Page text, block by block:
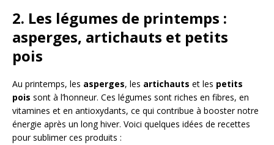
2. Les légumes de printemps :
asperges, artichauts et petits
pois
Au printemps, les asperges, les artichauts et les petits
pois sont à l’honneur. Ces légumes sont riches en fibres, en
vitamines et en antioxydants, ce qui contribue à booster notre
énergie après un long hiver. Voici quelques idées de recettes
pour sublimer ces produits :